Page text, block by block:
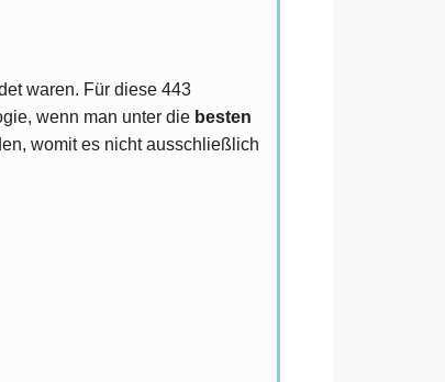
waren. Für diese 443
wenn man unter die besten
womit es nicht ausschließlich